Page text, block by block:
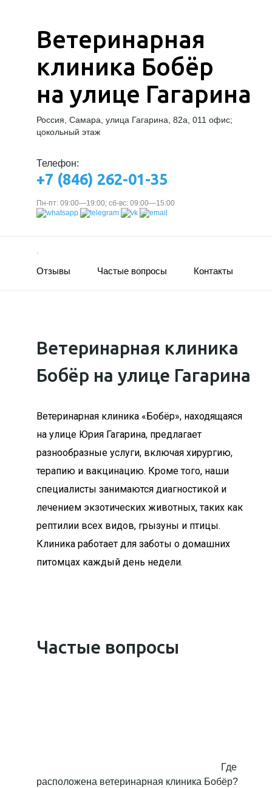
Ветеринарная
клиника Бобёр
на улице Гагарина
Россия, Самара, улица Гагарина, 82а, 011 офис;
цокольный этаж
Телефон:
+7 (846) 262-01-35
Пн-пт: 09:00—19:00; сб-вс: 09:00—15:00
Отзывы Частые вопросы Контакты
Ветеринарная клиника
Бобёр на улице Гагарина
Ветеринарная клиника «Бобёр», находящаяся
на улице Юрия Гагарина, предлагает
разнообразные услуги, включая хирургию,
терапию и вакцинацию. Кроме того, наши
специалисты занимаются диагностикой и
лечением экзотических животных, таких как
рептилии всех видов, грызуны и птицы.
Клиника работает для заботы о домашних
питомцах каждый день недели.
Частые вопросы
Где
расположена ветеринарная клиника Бобёр?